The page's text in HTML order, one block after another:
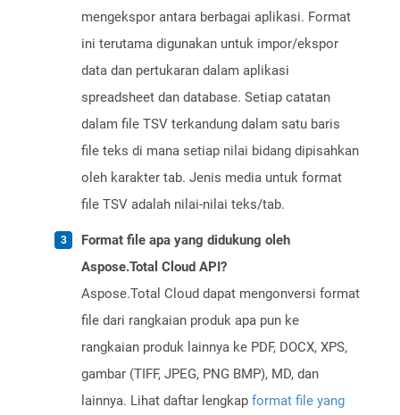
mengekspor antara berbagai aplikasi. Format
ini terutama digunakan untuk impor/ekspor
data dan pertukaran dalam aplikasi
spreadsheet dan database. Setiap catatan
dalam file TSV terkandung dalam satu baris
file teks di mana setiap nilai bidang dipisahkan
oleh karakter tab. Jenis media untuk format
file TSV adalah nilai-nilai teks/tab.
Format file apa yang didukung oleh
Aspose.Total Cloud API?
Aspose.Total Cloud dapat mengonversi format
file dari rangkaian produk apa pun ke
rangkaian produk lainnya ke PDF, DOCX, XPS,
gambar (TIFF, JPEG, PNG BMP), MD, dan
lainnya. Lihat daftar lengkap format file yang